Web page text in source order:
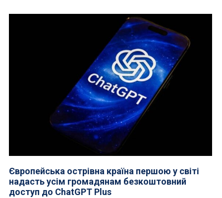
Європейська острівна країна першою у світі
надасть усім громадянам безкоштовний
доступ до ChatGPT Plus